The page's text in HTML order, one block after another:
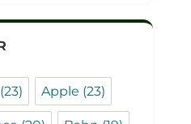
(23) Apple (23)